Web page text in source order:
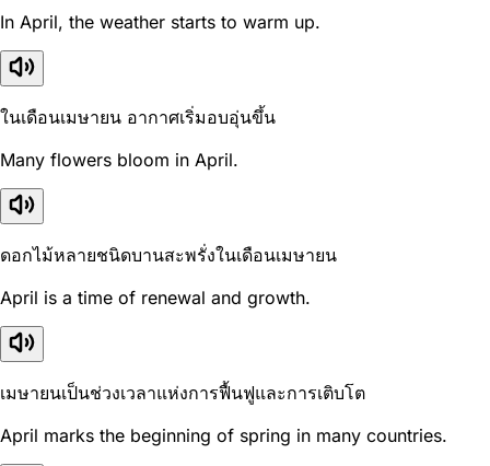
In April, the weather starts to warm up.
ในเดือนเมษายน อากาศเริ่มอบอุ่นขึ้น
Many flowers bloom in April.
ดอกไม้หลายชนิดบานสะพรั่งในเดือนเมษายน
April is a time of renewal and growth.
เมษายนเป็นช่วงเวลาแห่งการฟื้นฟูและการเติบโต
April marks the beginning of spring in many countries.